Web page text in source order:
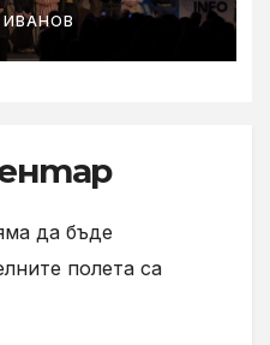
ФАРА 2026
да бъде
полета са